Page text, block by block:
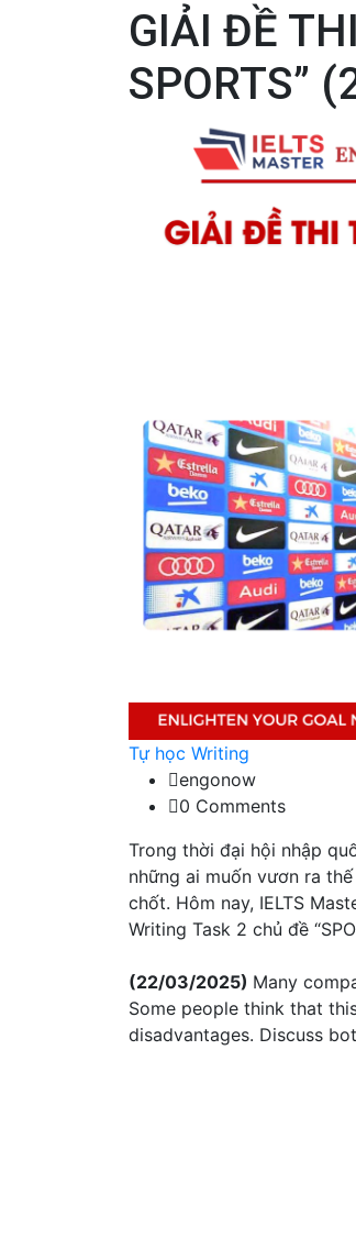
GIẢI ĐỀ
SPORTS”
Tự học Writing
engonow
0 Comments
Trong thời đại hội nhập
những ai muốn vươn ra
chốt. Hôm nay, IELTS
Writing Task 2 chủ đề
(22/03/2025) Many
Some people think that
disadvantages. Discuss